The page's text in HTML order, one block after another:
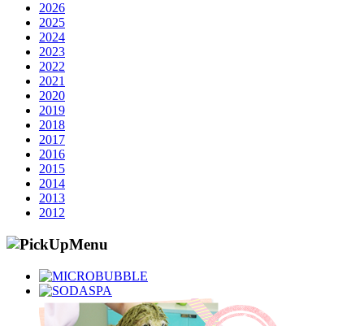
2026
2025
2024
2023
2022
2021
2020
2019
2018
2017
2016
2015
2014
2013
2012